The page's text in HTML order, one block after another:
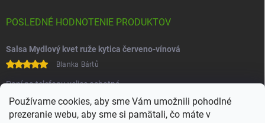
Používame cookies, aby sme Vám umožnili pohodlné
prezeranie webu, aby sme si pamätali, čo máte v
POSLEDNÉ HODNOTENIE PRODUKTOV
Salsa Mydlový kvet ruže kytica červeno-vínová
Blanka Bártů
Paní na telefonu velice ochotná